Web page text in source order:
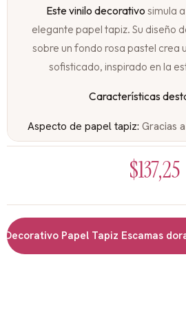
Este vinilo decorativo simula
elegante papel tapiz. Su diseño
sobre un fondo rosa pastel crea
sofisticado, inspirado en la
Características
Aspecto de papel tapiz: Gracias
este vinilo puede cubrir una
apariencia de un papel
El patrón de
Fácil de instalar:Al igual que
adhiere fácilmente a la pared,
herramientas
$137,25
Papel Tapiz Escamas